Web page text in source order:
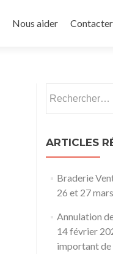
Nous aider
ARTICLES
Braderie
26 et 27
Annulation
14 février
important de